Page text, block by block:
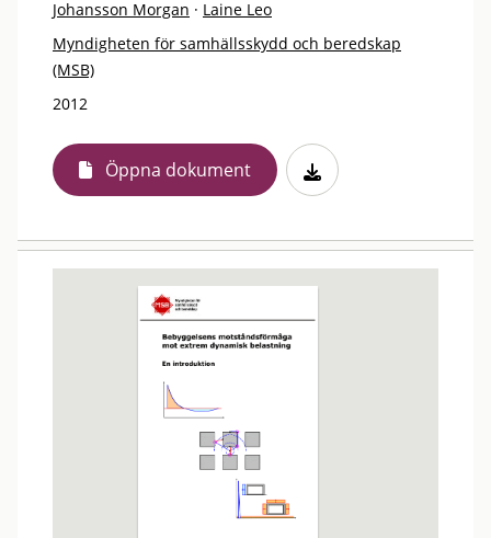
Johansson Morgan · Laine Leo
Myndigheten för samhällsskydd och beredskap
(MSB)
2012
Öppna dokument